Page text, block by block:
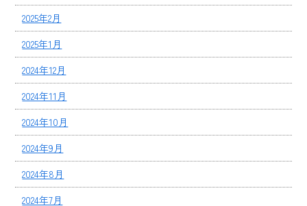
2025年2月
2025年1月
2024年12月
2024年11月
2024年10月
2024年9月
2024年8月
2024年7月